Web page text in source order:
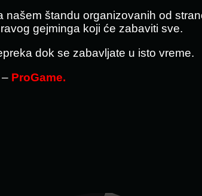
našem štandu organizovanih od
gejminga koji će zabaviti sve.
dok se zabavljate u isto vreme.
ProGame.